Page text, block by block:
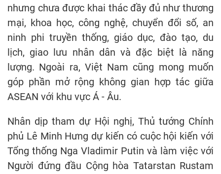
nhưng chưa được khai thác đầy đủ như thương
mại, khoa học, công nghệ, chuyển đổi số, an
ninh phi truyền thống, giáo dục, đào tạo, du
lịch, giao lưu nhân dân và đặc biệt là năng
lượng. Ngoài ra, Việt Nam cũng mong muốn
góp phần mở rộng không gian hợp tác giữa
ASEAN với khu vực Á - Âu.
Nhân dịp tham dự Hội nghị, Thủ tướng Chính
phủ Lê Minh Hưng dự kiến có cuộc hội kiến với
Tổng thống Nga Vladimir Putin và làm việc với
Người đứng đầu Cộng hòa Tatarstan Rustam